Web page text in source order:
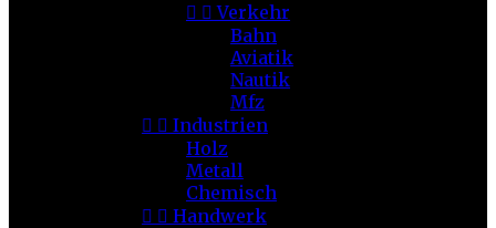
  Verkehr
Bahn
Aviatik
Nautik
Mfz
  Industrien
Holz
Metall
Chemisch
  Handwerk